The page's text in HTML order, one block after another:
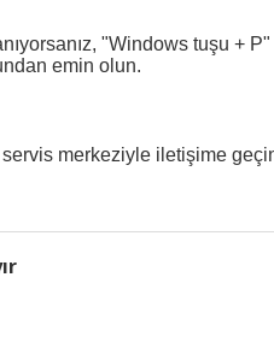
"Windows tuşu + P"
emin olun.
merkeziyle iletişime